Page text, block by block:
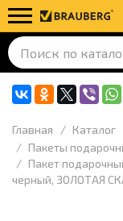
Главная Каталог
Пакеты
Пакет
черный, ЗОЛОТАЯ